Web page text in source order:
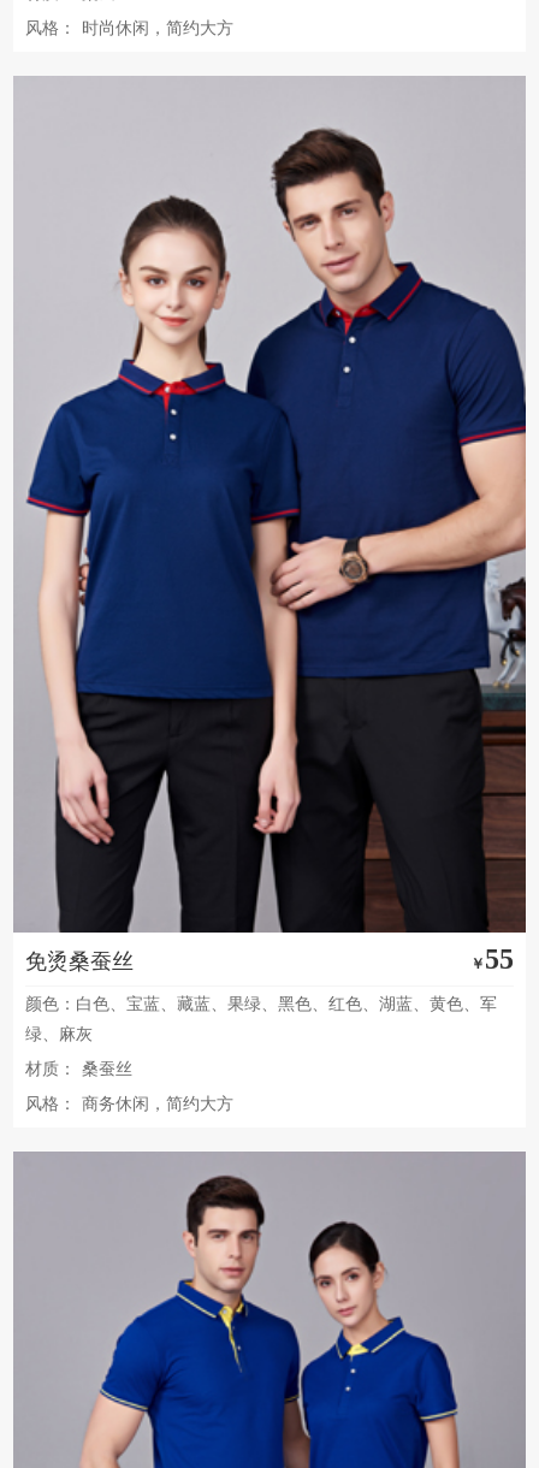
风格：
时尚休闲，简约大方
免烫桑蚕丝 ￥ 55
颜色：白色、宝蓝、藏蓝、果绿、黑色、红色、湖蓝、黄色、军
绿、麻灰
材质：
桑蚕丝
风格：
商务休闲，简约大方